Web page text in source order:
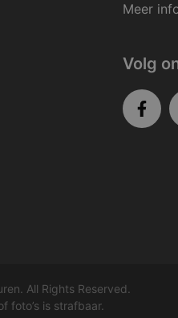
Meer
Volg
All Rights Reserved.
foto’s is strafbaar.